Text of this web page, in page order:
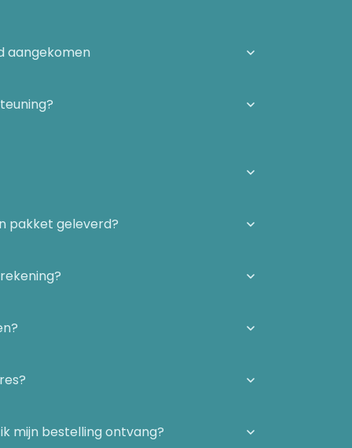
aangekomen
pakket geleverd?
mijn bestelling ontvang?